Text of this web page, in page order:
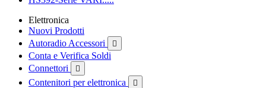
Elettronica
Nuovi Prodotti
Autoradio Accessori

Conta e Verifica Soldi
Connettori

Contenitori per elettronica 